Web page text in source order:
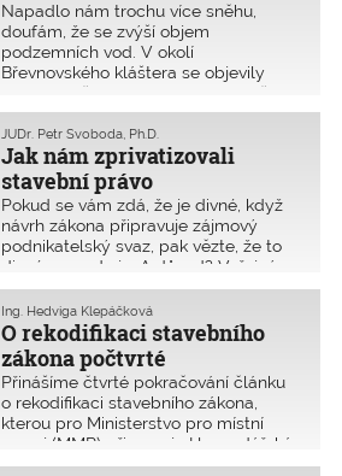
Napadlo nám trochu více sněhu,
doufám, že se zvýší objem
podzemních vod. V okolí
Břevnovského kláštera se objevily
desítky sněhuláků, idyla zimního času
je tady. Využil jsem čas, abych si
prohlédl zasněženou Prahu, je krásná,
snad si ji nezkazíme. Na Pražský hrad
nejdu, proč se mám nechat pořád
lustrovat jen proto, že se pan Mynář,
nadále bez prověrky, bojí. Ne, v Praze
je pořád něco k vidění. Jel jsem
vlakem, zadarmo, přes Pražský
vyhlídku.
Jak nám zprivatizovali
stavební právo
JUDr. Petr Svoboda, Ph.D.
Pokud se vám zdá, že je divné, když
návrh zákona připravuje zájmový
podnikatelský svaz, pak vězte, že to
divné opravdu je. A důvod? Veřejný
zájem se může hodně lišit od těch
privátních podnikatelských!
O rekodifikaci stavebního
zákona počtvrté
Ing. Hedviga Klepáčková
Přinášíme čtvrté pokračování článku
o rekodifikaci stavebního zákona,
kterou pro Ministerstvo pro místní
rozvoj (MMR) připravuje Hospodářská
komora.